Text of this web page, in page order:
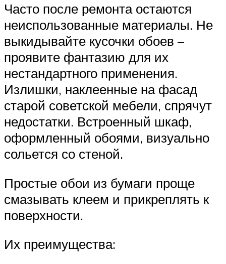
Часто после ремонта остаются
неиспользованные материалы. Не
выкидывайте кусочки обоев –
проявите фантазию для их
нестандартного применения.
Излишки, наклеенные на фасад
старой советской мебели, спрячут
недостатки. Встроенный шкаф,
оформленный обоями, визуально
сольется со стеной.
Простые обои из бумаги проще
смазывать клеем и прикреплять к
поверхности.
Их преимущества: